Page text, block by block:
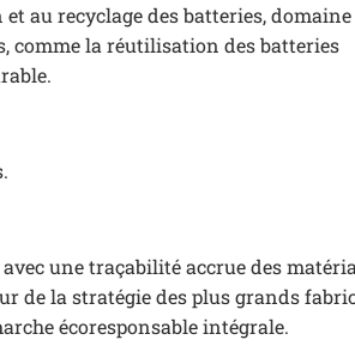
au recyclage des batteries, domaine
comme la réutilisation des batteries
une traçabilité accrue des
de la stratégie des plus grands
écoresponsable intégrale.